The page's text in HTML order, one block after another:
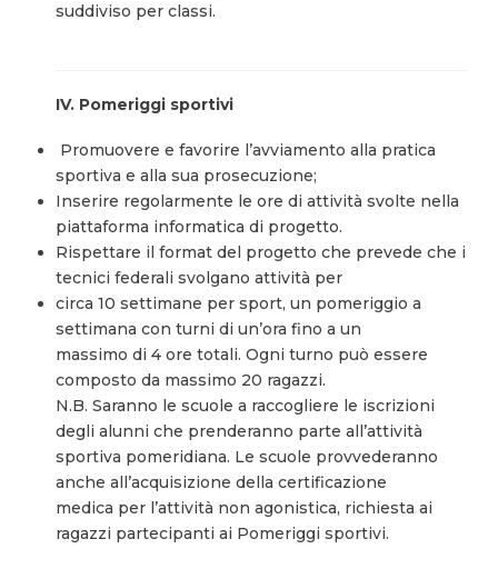
suddiviso per classi.
IV. Pomeriggi sportivi
Promuovere e favorire l’avviamento alla pratica
sportiva e alla sua prosecuzione;
Inserire regolarmente le ore di attività svolte nella
piattaforma informatica di progetto.
Rispettare il format del progetto che prevede che i
tecnici federali svolgano attività per
circa 10 settimane per sport, un pomeriggio a
settimana con turni di un’ora fino a un
massimo di 4 ore totali. Ogni turno può essere
composto da massimo 20 ragazzi.
N.B. Saranno le scuole a raccogliere le iscrizioni
degli alunni che prenderanno parte all’attività
sportiva pomeridiana. Le scuole provvederanno
anche all’acquisizione della certificazione
medica per l’attività non agonistica, richiesta ai
ragazzi partecipanti ai Pomeriggi sportivi.